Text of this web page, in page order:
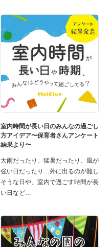
室内時間が長い日のみんなの過ごし
方アイデア〜保育者さんアンケート
結果より〜
大雨だったり、猛暑だったり、風が
強い日だったり…外に出るのが難し
そうな日や、室内で過ごす時間が長
い日など